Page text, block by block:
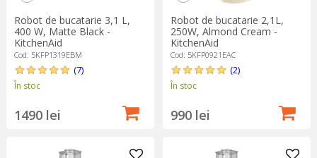
Robot de bucatarie 3,1 L,
400 W, Matte Black -
KitchenAid
Cod: 5KFP1319EBM
(7)
În stoc
1490 lei
Robot de bucatarie 2,1L,
250W, Almond Cream -
KitchenAid
Cod: 5KFP0921EAC
(2)
În stoc
990 lei